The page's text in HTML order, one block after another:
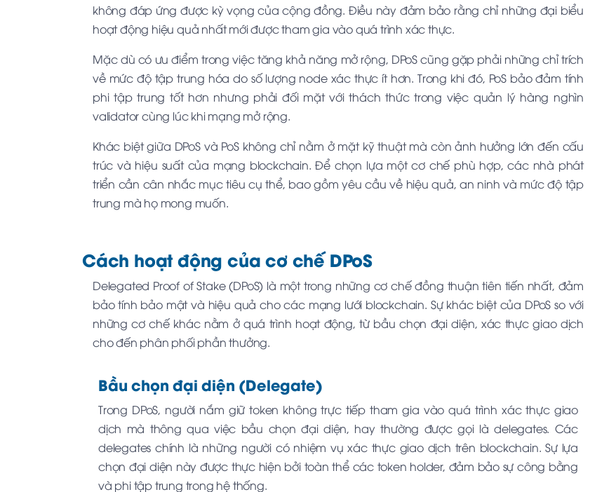
không đáp ứng được kỳ vọng của cộng đồng. Điều này đảm bảo rằng chỉ những đại biểu
hoạt động hiệu quả nhất mới được tham gia vào quá trình xác thực.
Mặc dù có ưu điểm trong việc tăng khả năng mở rộng, DPoS cũng gặp phải những chỉ trích
về mức độ tập trung hóa do số lượng node xác thực ít hơn. Trong khi đó, PoS bảo đảm tính
phi tập trung tốt hơn nhưng phải đối mặt với thách thức trong việc quản lý hàng nghìn
validator cùng lúc khi mạng mở rộng.
Khác biệt giữa DPoS và PoS không chỉ nằm ở mặt kỹ thuật mà còn ảnh hưởng lớn đến cấu
trúc và hiệu suất của mạng blockchain. Để chọn lựa một cơ chế phù hợp, các nhà phát
triển cần cân nhắc mục tiêu cụ thể, bao gồm yêu cầu về hiệu quả, an ninh và mức độ tập
trung mà họ mong muốn.
Cách hoạt động của cơ chế DPoS
Delegated Proof of Stake (DPoS) là một trong những cơ chế đồng thuận tiên tiến nhất, đảm
bảo tính bảo mật và hiệu quả cho các mạng lưới blockchain. Sự khác biệt của DPoS so với
những cơ chế khác nằm ở quá trình hoạt động, từ bầu chọn đại diện, xác thực giao dịch
cho đến phân phối phần thưởng.
Bầu chọn đại diện (Delegate)
Trong DPoS, người nắm giữ token không trực tiếp tham gia vào quá trình xác thực giao
dịch mà thông qua việc bầu chọn đại diện, hay thường được gọi là delegates. Các
delegates chính là những người có nhiệm vụ xác thực giao dịch trên blockchain. Sự lựa
chọn đại diện này được thực hiện bởi toàn thể các token holder, đảm bảo sự công bằng
và phi tập trung trong hệ thống.